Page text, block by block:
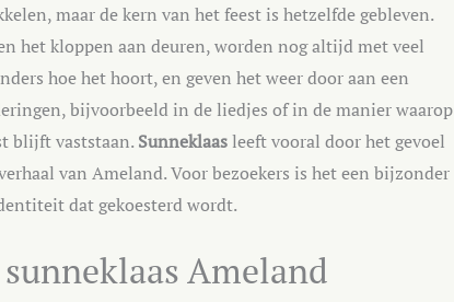
maar de kern van het feest is hetzelfde gebleven.
het kloppen aan deuren, worden nog altijd met veel
hoe het hoort, en geven het weer door aan een
bijvoorbeeld in de liedjes of in de manier waarop
blijft vaststaan. Sunneklaasleeft vooral door het gevoel
van Ameland. Voor bezoekers is het een bijzonder
dat gekoesterd wordt.
Ameland